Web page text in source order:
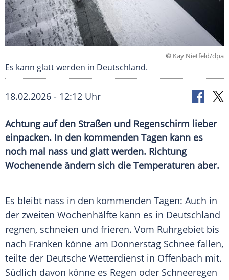
© Kay Nietfeld/dpa
Es kann glatt werden in Deutschland.
18.02.2026 - 12:12 Uhr
Achtung auf den Straßen und Regenschirm lieber
einpacken. In den kommenden Tagen kann es
noch mal nass und glatt werden. Richtung
Wochenende ändern sich die Temperaturen aber.
Es bleibt nass in den kommenden Tagen: Auch in
der zweiten Wochenhälfte kann es in Deutschland
regnen, schneien und frieren. Vom Ruhrgebiet bis
nach Franken könne am Donnerstag Schnee fallen,
teilte der Deutsche Wetterdienst in Offenbach mit.
Südlich davon könne es Regen oder Schneeregen